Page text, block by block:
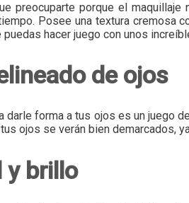
preocuparte porque el
Posee una textura
hacer juego con unos
de ojos
darle forma a tus ojos es un
ojos se verán bien
y brillo